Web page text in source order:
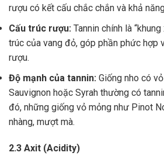
rượu có kết cấu chắc chắn và khả
Cấu trúc rượu: Tannin chính là
trúc của vang đỏ, góp phần phức hợp
rượu.
Độ mạnh của tannin: Giống nho có
Sauvignon hoặc Syrah thường có
đó, những giống vỏ mỏng như Pinot
nhàng, mượt mà.
2.3 Axit (Acidity)